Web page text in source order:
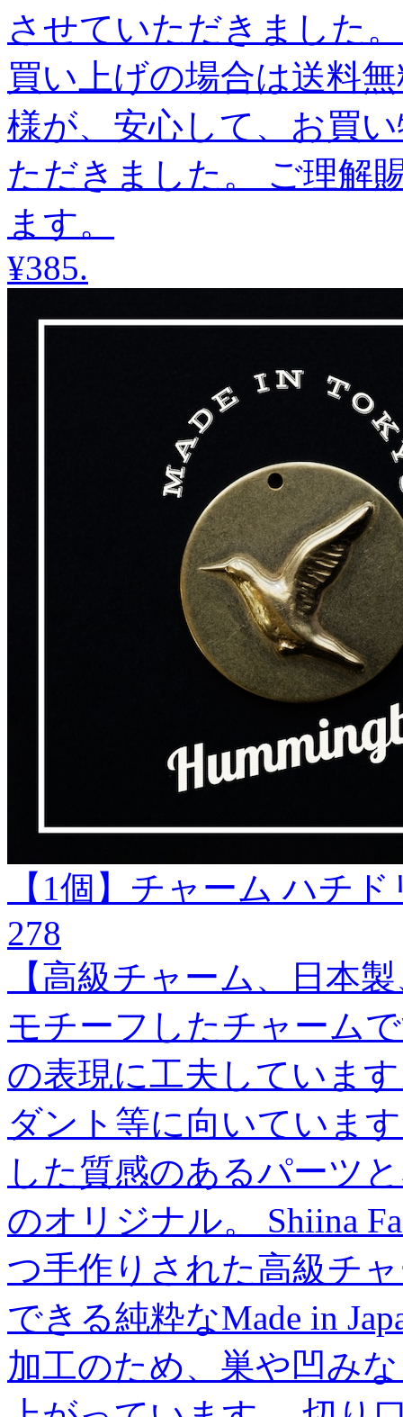
させていただきました
買い上げの場合は送料
様が、安心して、お買
ただきました。 ご理解
ます。
¥385.
【1個】チャーム ハチ
278
【高級チャーム、日本
モチーフしたチャーム
の表現に工夫していま
ダント等に向いていま
した質感のあるパーツ
のオリジナル。 Shiina
つ手作りされた高級チ
できる純粋なMade in
加工のため、巣や凹み